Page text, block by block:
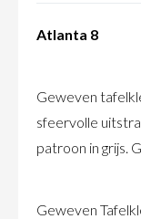
Atlanta 8
Geweven
sfeervolle
patroon in grijs.
Geweven